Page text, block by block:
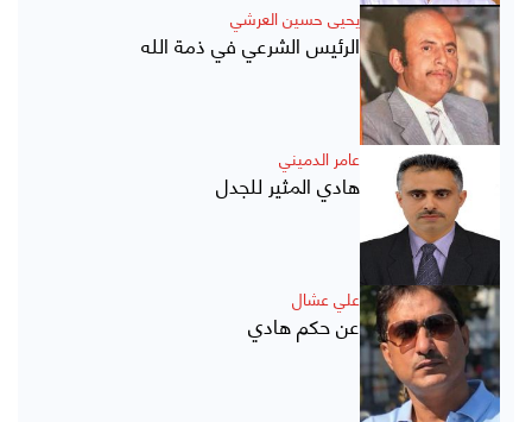
يحيى حسين العرشي
الرئيس الشرعي في ذمة الله
عامر الدميني
هادي المثير للجدل
علي عشال
عن حكم هادي